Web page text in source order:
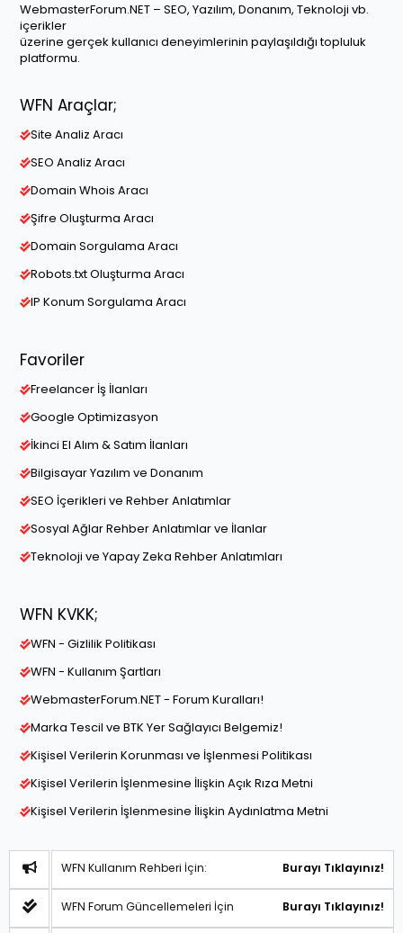
WebmasterForum.NET – SEO, Yazılım, Donanım, Teknoloji vb.
içerikler
üzerine gerçek kullanıcı deneyimlerinin paylaşıldığı topluluk
platformu.
WFN Araçlar;
Site Analiz Aracı
SEO Analiz Aracı
Domain Whois Aracı
Şifre Oluşturma Aracı
Domain Sorgulama Aracı
Robots.txt Oluşturma Aracı
IP Konum Sorgulama Aracı
Favoriler
Freelancer İş İlanları
Google Optimizasyon
İkinci El Alım & Satım İlanları
Bilgisayar Yazılım ve Donanım
SEO İçerikleri ve Rehber Anlatımlar
Sosyal Ağlar Rehber Anlatımlar ve İlanlar
Teknoloji ve Yapay Zeka Rehber Anlatımları
WFN KVKK;
WFN - Gizlilik Politikası
WFN - Kullanım Şartları
WebmasterForum.NET - Forum Kuralları!
Marka Tescil ve BTK Yer Sağlayıcı Belgemiz!
Kişisel Verilerin Korunması ve İşlenmesi Politikası
Kişisel Verilerin İşlenmesine İlişkin Açık Rıza Metni
Kişisel Verilerin İşlenmesine İlişkin Aydınlatma Metni
WFN Kullanım Rehberi İçin: Burayı Tıklayınız!
WFN Forum Güncellemeleri İçin Burayı Tıklayınız!